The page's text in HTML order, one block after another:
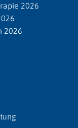
2026
2026